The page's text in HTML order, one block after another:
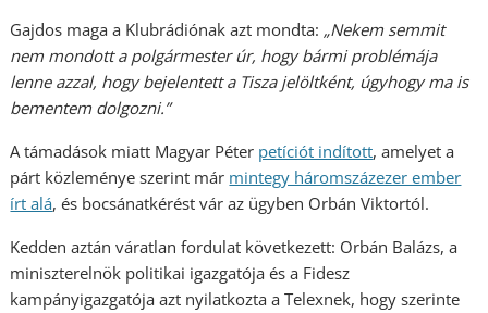
Gajdos maga a Klubrádiónak azt mondta: „Nekem semmit
nem mondott a polgármester úr, hogy bármi problémája
lenne azzal, hogy bejelentett a Tisza jelöltként, úgyhogy ma is
bementem dolgozni.”
A támadások miatt Magyar Péter petíciót indított, amelyet a
párt közleménye szerint már mintegy háromszázezer ember
írt alá, és bocsánatkérést vár az ügyben Orbán Viktortól.
Kedden aztán váratlan fordulat következett: Orbán Balázs, a
miniszterelnök politikai igazgatója és a Fidesz
kampányigazgatója azt nyilatkozta a Telexnek, hogy szerinte